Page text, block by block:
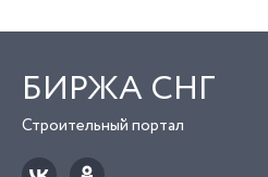
БИРЖА СНГ
Строительный портал